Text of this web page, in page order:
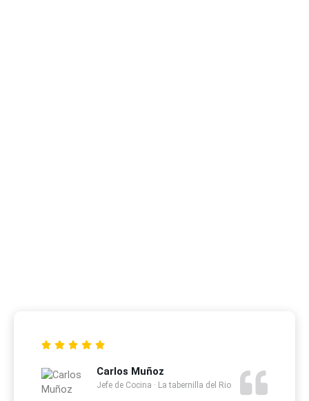
Carlos Muñoz
Jefe de Cocina · La tabernilla del Rio